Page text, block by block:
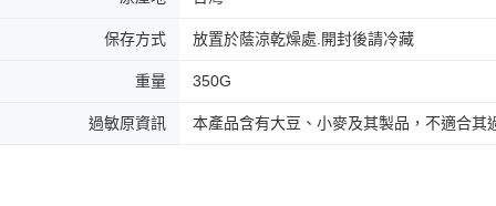
保存方式 放置於蔭涼乾燥處.開封後請冷藏
重量 350G
過敏原資訊 本產品含有大豆、小麥及其製品，不適合其